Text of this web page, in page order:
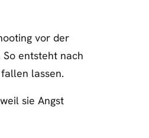
vor der
entsteht nach
lassen.
sie Angst